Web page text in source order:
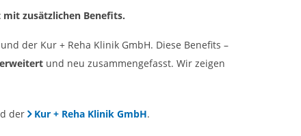
zusätzlichen Benefits.
der Kur + Reha Klinik GmbH. Diese Benefits –
und neu zusammengefasst. Wir zeigen
der Kur + Reha Klinik GmbH.